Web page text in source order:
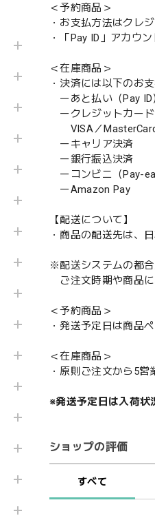
＜予約商品＞
・お支払方法はクレ
・「Pay ID」アカウ
＜在庫商品＞
・決済には以下のお
ーあと払い（Pay ID
ークレジットカー
VISA／MasterCard
ーキャリア決済
ー銀行振込決済
ーコンビニ（Pay-
ーAmazon Pay
【配送について】
・商品の配送先は、
※配送システムの都合
ご注文時期や商品に
＜予約商品＞
・発送予定日は商品
＜在庫商品＞
・原則ご注文から5営
※発送予定日は入荷状
ショップの評価
すべて